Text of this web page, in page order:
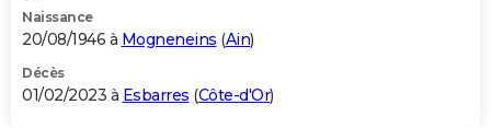
Naissance
20/08/1946 à Mogneneins (Ain)
Décès
01/02/2023 à Esbarres (Côte-d'Or)